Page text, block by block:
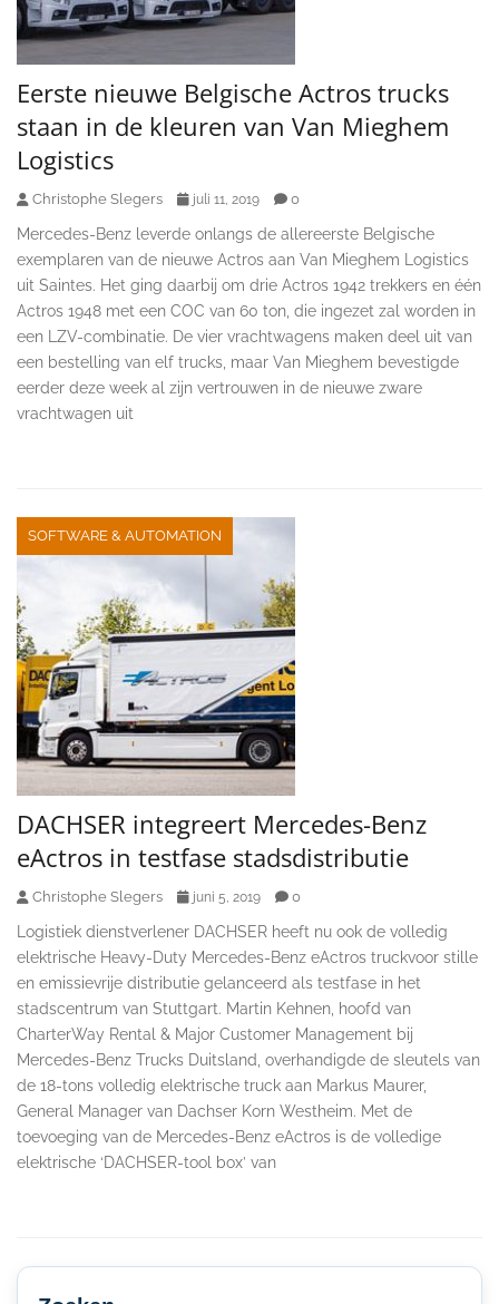
Eerste nieuwe Belgische Actros trucks
staan in de kleuren van Van Mieghem
Logistics
Christophe Slegers juli 11, 2019 0
Mercedes-Benz leverde onlangs de allereerste Belgische
exemplaren van de nieuwe Actros aan Van Mieghem Logistics
uit Saintes. Het ging daarbij om drie Actros 1942 trekkers en één
Actros 1948 met een COC van 60 ton, die ingezet zal worden in
een LZV-combinatie. De vier vrachtwagens maken deel uit van
een bestelling van elf trucks, maar Van Mieghem bevestigde
eerder deze week al zijn vertrouwen in de nieuwe zware
vrachtwagen uit
SOFTWARE & AUTOMATION
DACHSER integreert Mercedes-Benz
eActros in testfase stadsdistributie
Christophe Slegers juni 5, 2019 0
Logistiek dienstverlener DACHSER heeft nu ook de volledig
elektrische Heavy-Duty Mercedes-Benz eActros truckvoor stille
en emissievrije distributie gelanceerd als testfase in het
stadscentrum van Stuttgart. Martin Kehnen, hoofd van
CharterWay Rental & Major Customer Management bij
Mercedes-Benz Trucks Duitsland, overhandigde de sleutels van
de 18-tons volledig elektrische truck aan Markus Maurer,
General Manager van Dachser Korn Westheim. Met de
toevoeging van de Mercedes-Benz eActros is de volledige
elektrische ‘DACHSER-tool box’ van
Secondary